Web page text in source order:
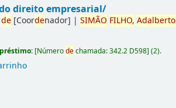
direito empresarial/
de [Coordenador] |SIMÃO FILHO, Adalberto
[Númerodechamada:342.2 D598](2).